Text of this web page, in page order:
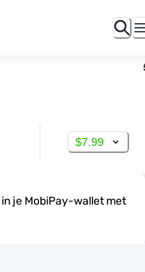
$7.99
in je MobiPay-wallet met